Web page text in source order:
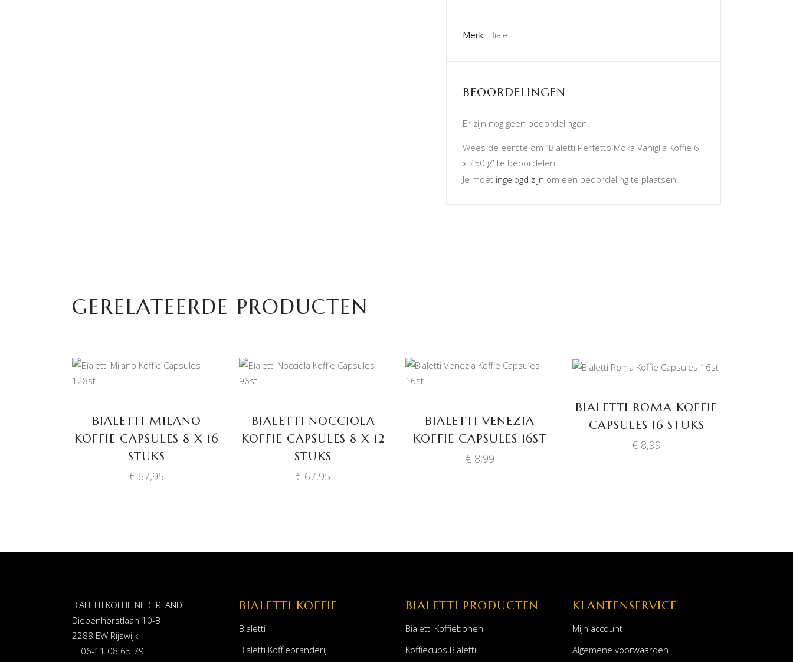
Merk Bialetti
BEOORDELINGEN
Er zijn nog geen beoordelingen.
Wees de eerste om “Bialetti Perfetto Moka Vaniglia Koffie 6
x 250 g” te beoordelen
Je moet ingelogd zijn om een beoordeling te plaatsen.
GERELATEERDE PRODUCTEN
BIALETTI MILANO
KOFFIE CAPSULES 8 X 16
STUKS
€67,95
BIALETTI NOCCIOLA
KOFFIE CAPSULES 8 X 12
STUKS
€ 67,95
BIALETTI VENEZIA
KOFFIE CAPSULES 16ST
€8,99
BIALETTI ROMA KOFFIE
CAPSULES 16 STUKS
€ 8,99
BIALETTI KOFFIE NEDERLAND
Diepenhorstlaan 10-B
2288 EW Rijswijk
T: 06-11 08 65 79
BIALETTI KOFFIE
Bialetti
Bialetti Koffiebranderij
BIALETTI PRODUCTEN
Bialetti Koffiebonen
Koffiecups Bialetti
KLANTENSERVICE
Mijn account
Algemene voorwaarden